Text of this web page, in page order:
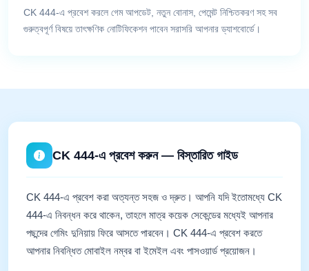
CK 444-এ প্রবেশ করলে গেম আপডেট, নতুন বোনাস, পেমেন্ট নিশ্চিতকরণ সহ সব
গুরুত্বপূর্ণ বিষয়ে তাৎক্ষণিক নোটিফিকেশন পাবেন সরাসরি আপনার ড্যাশবোর্ডে।
CK 444-এ প্রবেশ করুন — বিস্তারিত গাইড
CK 444-এ প্রবেশ করা অত্যন্ত সহজ ও দ্রুত। আপনি যদি ইতোমধ্যে CK
444-এ নিবন্ধন করে থাকেন, তাহলে মাত্র কয়েক সেকেন্ডের মধ্যেই আপনার
পছন্দের গেমিং দুনিয়ায় ফিরে আসতে পারবেন। CK 444-এ প্রবেশ করতে
আপনার নিবন্ধিত মোবাইল নম্বর বা ইমেইল এবং পাসওয়ার্ড প্রয়োজন।